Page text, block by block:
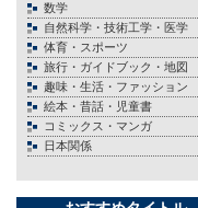
数学
自然科学・技術工学・医学
体育・スポーツ
旅行・ガイドブック・地図
趣味・生活・ファッション
絵本・昔話・児童書
コミックス・マンガ
日本関係